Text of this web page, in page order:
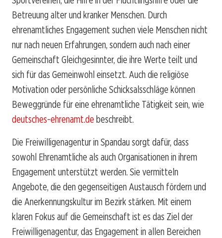
Betreuung alter und kranker Menschen. Durch
ehrenamtliches Engagement suchen viele Menschen nicht
nur nach neuen Erfahrungen, sondern auch nach einer
Gemeinschaft Gleichgesinnter, die ihre Werte teilt und
sich für das Gemeinwohl einsetzt. Auch die religiöse
Motivation oder persönliche Schicksalsschläge können
Beweggründe für eine ehrenamtliche Tätigkeit sein, wie
deutsches-ehrenamt.de beschreibt.
Die Freiwilligenagentur in Spandau sorgt dafür, dass
sowohl Ehrenamtliche als auch Organisationen in ihrem
Engagement unterstützt werden. Sie vermitteln
Angebote, die den gegenseitigen Austausch fördern und
die Anerkennungskultur im Bezirk stärken. Mit einem
klaren Fokus auf die Gemeinschaft ist es das Ziel der
Freiwilligenagentur, das Engagement in allen Bereichen